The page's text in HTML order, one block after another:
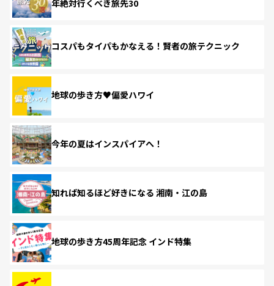
年絶対行くべき旅先30
コスパもタイパもかなえる！賢者の旅テクニック
地球の歩き方♥偏愛ハワイ
今年の夏はインスパイアへ！
知れば知るほど好きになる 湘南・江の島
地球の歩き方45周年記念 インド特集